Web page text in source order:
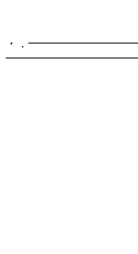
・．
━━━━━━━━━━━━